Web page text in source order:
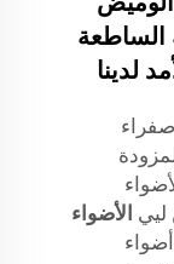
الساطعة
لدينا
أضواء LED صفراء
ليي الأضواء